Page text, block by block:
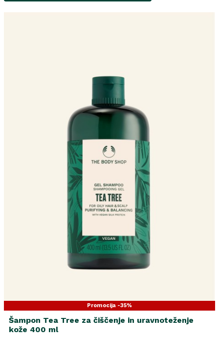
Promocija -35%
Šampon Tea Tree za čiščenje in uravnoteženje
kože 400 ml